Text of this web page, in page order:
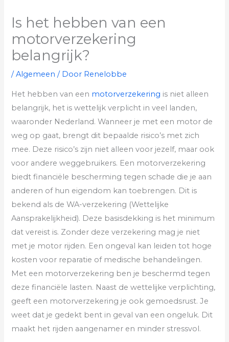
Is het hebben van een
motorverzekering
belangrijk?
/Algemeen / Door Renelobbe
Het hebben van een motorverzekering is niet alleen
belangrijk, het is wettelijk verplicht in veel landen,
waaronder Nederland. Wanneer je met een motor de
weg op gaat, brengt dit bepaalde risico’s met zich
mee. Deze risico’s zijn niet alleen voor jezelf, maar ook
voor andere weggebruikers. Een motorverzekering
biedt financiële bescherming tegen schade die je aan
anderen of hun eigendom kan toebrengen. Dit is
bekend als de WA-verzekering (Wettelijke
Aansprakelijkheid). Deze basisdekking is het minimum
dat vereist is. Zonder deze verzekering mag je niet
met je motor rijden. Een ongeval kan leiden tot hoge
kosten voor reparatie of medische behandelingen.
Met een motorverzekering ben je beschermd tegen
deze financiële lasten. Naast de wettelijke verplichting,
geeft een motorverzekering je ook gemoedsrust. Je
weet dat je gedekt bent in geval van een ongeluk. Dit
maakt het rijden aangenamer en minder stressvol.